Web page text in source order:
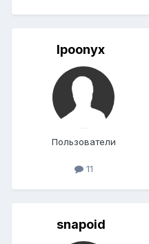
lpoonyx
Пользователи
11
snapoid